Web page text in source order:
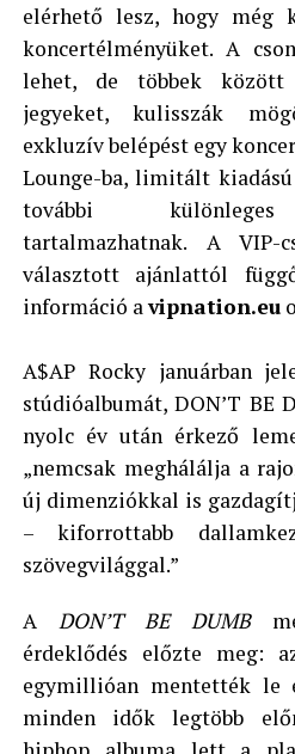
elérhető lesz, hogy még
koncertélményüket. A
lehet, de többek között
jegyeket, kulisszák
exkluzív belépést egy
Lounge-ba, limitált
további különleges
tartalmazhatnak. A VIP-
választott ajánlattól
információ avipnation.eu
A$AP Rocky januárban
stúdióalbumát, DON’T BE
nyolc év után érkező
„nemcsak meghálálja a
új dimenziókkal is
– kiforrottabb
szövegvilággal.”
A DON’T BE DUMB
érdeklődés előzte meg:
egymillióan mentették le
minden idők legtöbb